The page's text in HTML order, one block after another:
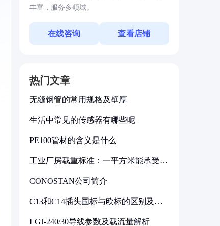
丰富，服务多领域。
在线咨询 查看店铺
热门文章
无缝钢管的常用规格及壁厚
生活中常见的传感器有哪些呢
PE100管材的含义是什么
工业厂房载重标准：一平方米能承受多
CONOSTAN公司简介
C13和C14插头国标与欧标的区别及其
LGJ-240/30导线参数及载流量解析